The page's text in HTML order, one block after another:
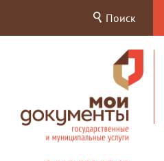
Поиск